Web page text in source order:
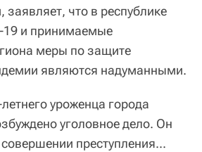
заявляет, что в республике
19 и принимаемые
меры по защите
являются надуманными.
уроженца города
уголовное дело. Он
преступления...